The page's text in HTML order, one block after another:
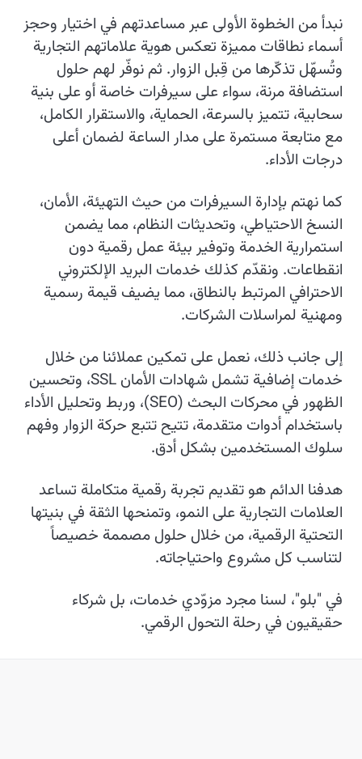
نبدأ من الخطوة الأولى عبر مساعدتهم في اختيار وحجز
أسماء نطاقات مميزة تعكس هوية علاماتهم التجارية
وتُسهّل تذكّرها من قِبل الزوار. ثم نوفّر لهم حلول
استضافة مرنة، سواء على سيرفرات خاصة أو على بنية
سحابية، تتميز بالسرعة، الحماية، والاستقرار الكامل،
مع متابعة مستمرة على مدار الساعة لضمان أعلى
درجات الأداء.
كما نهتم بإدارة السيرفرات من حيث التهيئة، الأمان،
النسخ الاحتياطي، وتحديثات النظام، مما يضمن
استمرارية الخدمة وتوفير بيئة عمل رقمية دون
انقطاعات. ونقدّم كذلك خدمات البريد الإلكتروني
الاحترافي المرتبط بالنطاق، مما يضيف قيمة رسمية
ومهنية لمراسلات الشركات.
إلى جانب ذلك، نعمل على تمكين عملائنا من خلال
خدمات إضافية تشمل شهادات الأمان SSL، وتحسين
الظهور في محركات البحث (SEO)، وربط وتحليل الأداء
باستخدام أدوات متقدمة، تتيح تتبع حركة الزوار وفهم
سلوك المستخدمين بشكل أدق.
هدفنا الدائم هو تقديم تجربة رقمية متكاملة تساعد
العلامات التجارية على النمو، وتمنحها الثقة في بنيتها
التحتية الرقمية، من خلال حلول مصممة خصيصاً
لتناسب كل مشروع واحتياجاته.
في "بلو"، لسنا مجرد مزوّدي خدمات، بل شركاء
حقيقيون في رحلة التحول الرقمي.